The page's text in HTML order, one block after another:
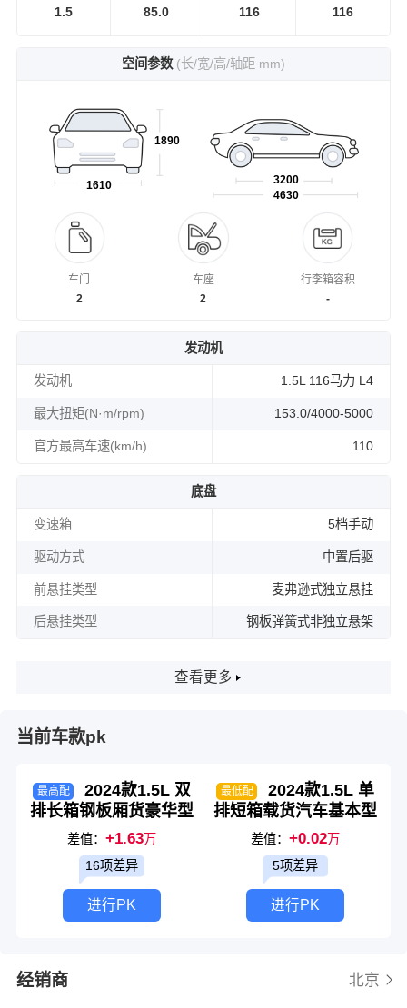
1.5
85.0
116
116
空间参数 (长/宽/高/轴距 mm)
1610
1890
4630
3200
车门
2
车座
2
行李箱容积
-
发动机
发动机 1.5L 116马力 L4
最大扭矩(N·m/rpm) 153.0/4000-5000
官方最高车速(km/h) 110
底盘
变速箱 5档手动
驱动方式 中置后驱
前悬挂类型 麦弗逊式独立悬挂
后悬挂类型 钢板弹簧式非独立悬架
查看更多
当前车款pk
最高配
2024款1.5L 双
排长箱钢板厢货豪华型
差值：+1.63万
16项差异
进行PK
最低配
2024款1.5L 单
排短箱载货汽车基本型
差值： +0.02万
5项差异
进行PK
经销商 北京